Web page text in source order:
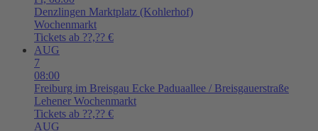
Denzlingen Marktplatz (Kohlerhof)
Wochenmarkt
Tickets ab ??,?? €
AUG
7
08:00
Freiburg im Breisgau Ecke Paduaallee / Breisgauerstraße
Lehener Wochenmarkt
Tickets ab ??,?? €
AUG